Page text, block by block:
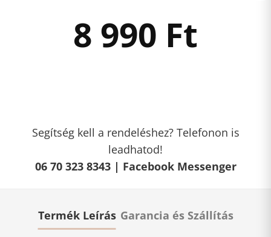
8 990 Ft
Segítség kell a rendeléshez? Telefonon is
leadhatod!
06 70 323 8343 | Facebook Messenger
Termék Leírás Garancia és Szállítás